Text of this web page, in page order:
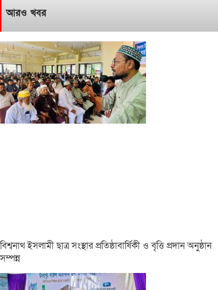
আরও খবর
বিশ্বনাথ ইসলামী ছাত্র সংস্থার প্রতিষ্ঠাবার্ষিকী ও বৃত্তি প্রদান অনুষ্ঠান
সম্পন্ন